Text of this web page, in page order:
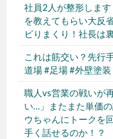
社員2人が整形しま
を教えてもらい大反
ビりまくり！社長は
これは筋交い？先行
道場 #足場 #外壁塗
職人vs営業の戦いが
い…」またまた単価
ウちゃんにトークを
手く話せるのか！？